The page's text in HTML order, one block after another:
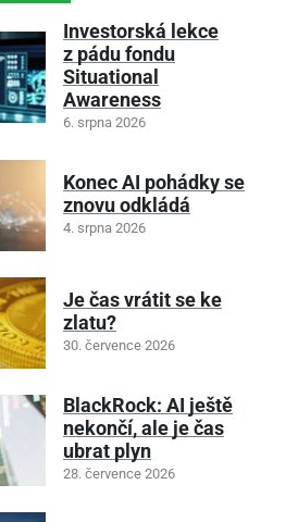
Investorská lekce
z pádu fondu
Situational
Awareness
6. srpna 2026
Konec AI pohádky se
znovu odkládá
4. srpna 2026
Je čas vrátit se ke
zlatu?
30. července 2026
BlackRock: AI ještě
nekončí, ale je čas
ubrat plyn
28. července 2026